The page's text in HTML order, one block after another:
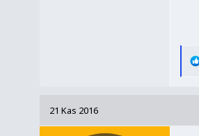
21 Kas 2016